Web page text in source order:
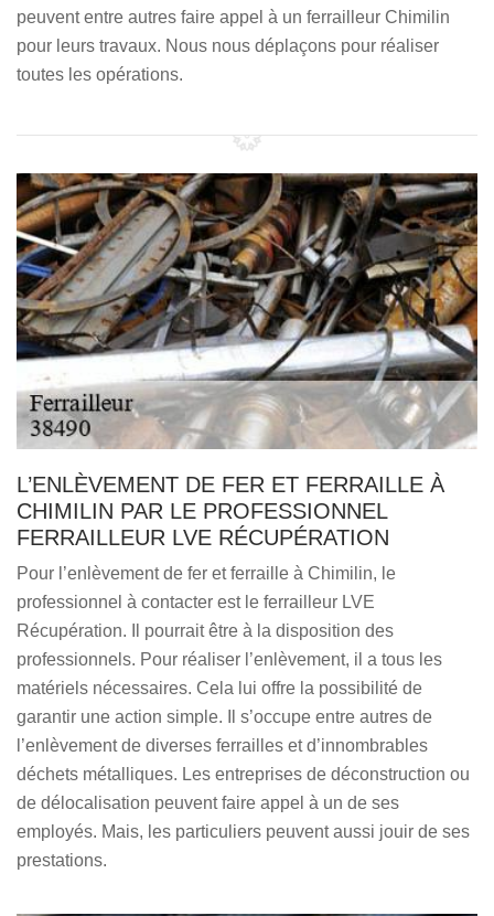
peuvent entre autres faire appel à un ferrailleur Chimilin
pour leurs travaux. Nous nous déplaçons pour réaliser
toutes les opérations.
L’ENLÈVEMENT DE FER ET FERRAILLE À
CHIMILIN PAR LE PROFESSIONNEL
FERRAILLEUR LVE RÉCUPÉRATION
Pour l’enlèvement de fer et ferraille à Chimilin, le
professionnel à contacter est le ferrailleur LVE
Récupération. Il pourrait être à la disposition des
professionnels. Pour réaliser l’enlèvement, il a tous les
matériels nécessaires. Cela lui offre la possibilité de
garantir une action simple. Il s’occupe entre autres de
l’enlèvement de diverses ferrailles et d’innombrables
déchets métalliques. Les entreprises de déconstruction ou
de délocalisation peuvent faire appel à un de ses
employés. Mais, les particuliers peuvent aussi jouir de ses
prestations.